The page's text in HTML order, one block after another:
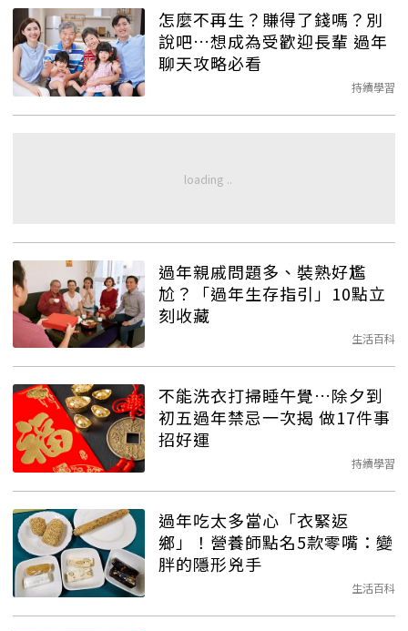
怎麼不再生？賺得了錢嗎？別
說吧…想成為受歡迎長輩 過年
聊天攻略必看
持續學習
過年親戚問題多、裝熟好尷
尬？「過年生存指引」10點立
刻收藏
生活百科
不能洗衣打掃睡午覺…除夕到
初五過年禁忌一次揭 做17件事
招好運
持續學習
過年吃太多當心「衣緊返
鄉」！營養師點名5款零嘴：變
胖的隱形兇手
生活百科